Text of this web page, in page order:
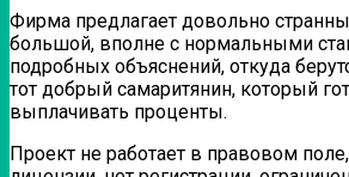
Фирма предлагает довольно
большой, вполне с нормальными
подробных объяснений, откуда
тот добрый самаритянин, который
выплачивать проценты.
Проект не работает в правовом